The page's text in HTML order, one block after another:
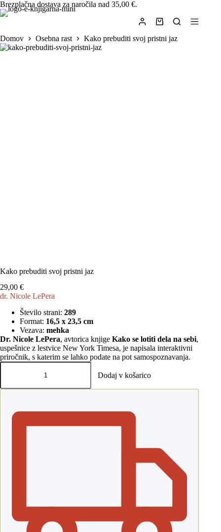
Skip
to
Brezplačna dostava za naročila nad 35,00 €.
Shopping
cart
Domov Osebna rast Kako prebuditi svoj pristni jaz
Kako prebuditi svoj pristni jaz
29,00 €
dr. Nicole LePera
Število strani: 289
Format: 16,5 x 23,5 cm
Vezava: mehka
Dr. Nicole LePera, avtorica knjige Kako se lotiti dela na sebi,
uspešnice z lestvice New York Timesa, je napisala interaktivni
priročnik, s katerim se lahko podate na pot samospoznavanja.
Kako
pristni
Dodaj v košarico